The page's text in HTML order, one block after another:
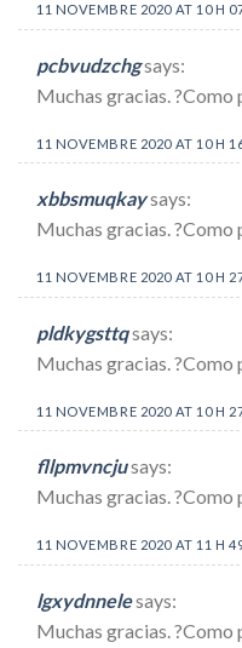
11 NOVEMBRE 2020 AT 10 H
pcbvudzchgsays:
Muchas gracias. ?Como
11 NOVEMBRE 2020 AT 10 H
xbbsmuqkaysays:
Muchas gracias. ?Como
11 NOVEMBRE 2020 AT 10 H
pldkygsttqsays:
Muchas gracias. ?Como
11 NOVEMBRE 2020 AT 10 H
fllpmvncjusays:
Muchas gracias. ?Como
11 NOVEMBRE 2020 AT 11 H
lgxydnnelesays:
Muchas gracias. ?Como